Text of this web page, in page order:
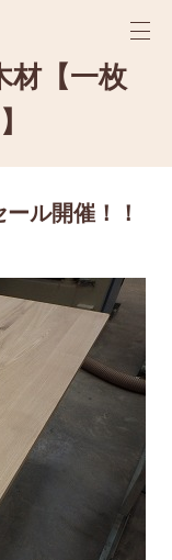
材【一枚
ル開催！！